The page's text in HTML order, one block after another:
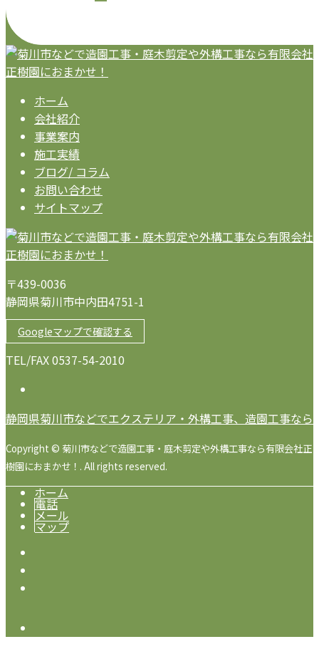
ホーム
会社紹介
事業案内
施工実績
ブログ/ コラム
お問い合わせ
サイトマップ
〒439-0036
静岡県菊川市中内田4751-1
Googleマップで確認する
TEL/FAX 0537-54-2010
静岡県菊川市などでエクステリア・外構工事、造園工事な
Copyright © 菊川市などで造園工事・庭木剪定や外構工事なら有限会社正
樹園におまかせ！. All rights reserved.
ホーム
電話
メール
マップ